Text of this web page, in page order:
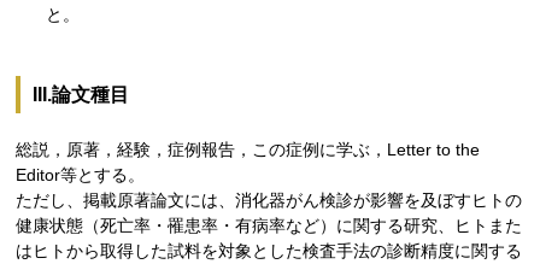
と。
III.論文種目
総説，原著，経験，症例報告，この症例に学ぶ，Letter to the
Editor等とする。
ただし、掲載原著論文には、消化器がん検診が影響を及ぼすヒトの
健康状態（死亡率・罹患率・有病率など）に関する研究、ヒトまた
はヒトから取得した試料を対象とした検査手法の診断精度に関する